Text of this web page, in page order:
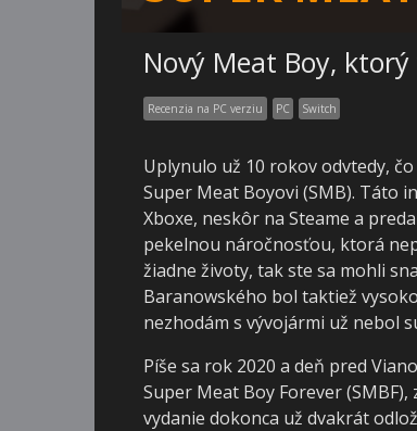
Nový Meat Boy,
Recenzia na PC verziu PC Switch
Uplynulo už 10 rokov odvtedy,
Super Meat Boyovi (SMB). Táto
Xboxe, neskôr na Steame a
pekelnou náročnosťou, ktorá
žiadne životy, tak ste sa mohli
Baranowského bol taktiež
nezhodám s vývojármi už nebol
Píše sa rok 2020 a deň pred
Super Meat Boy Forever
vydanie dokonca už dvakrát